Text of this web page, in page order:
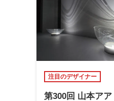
注目のデザイナー
第300回 山本ア